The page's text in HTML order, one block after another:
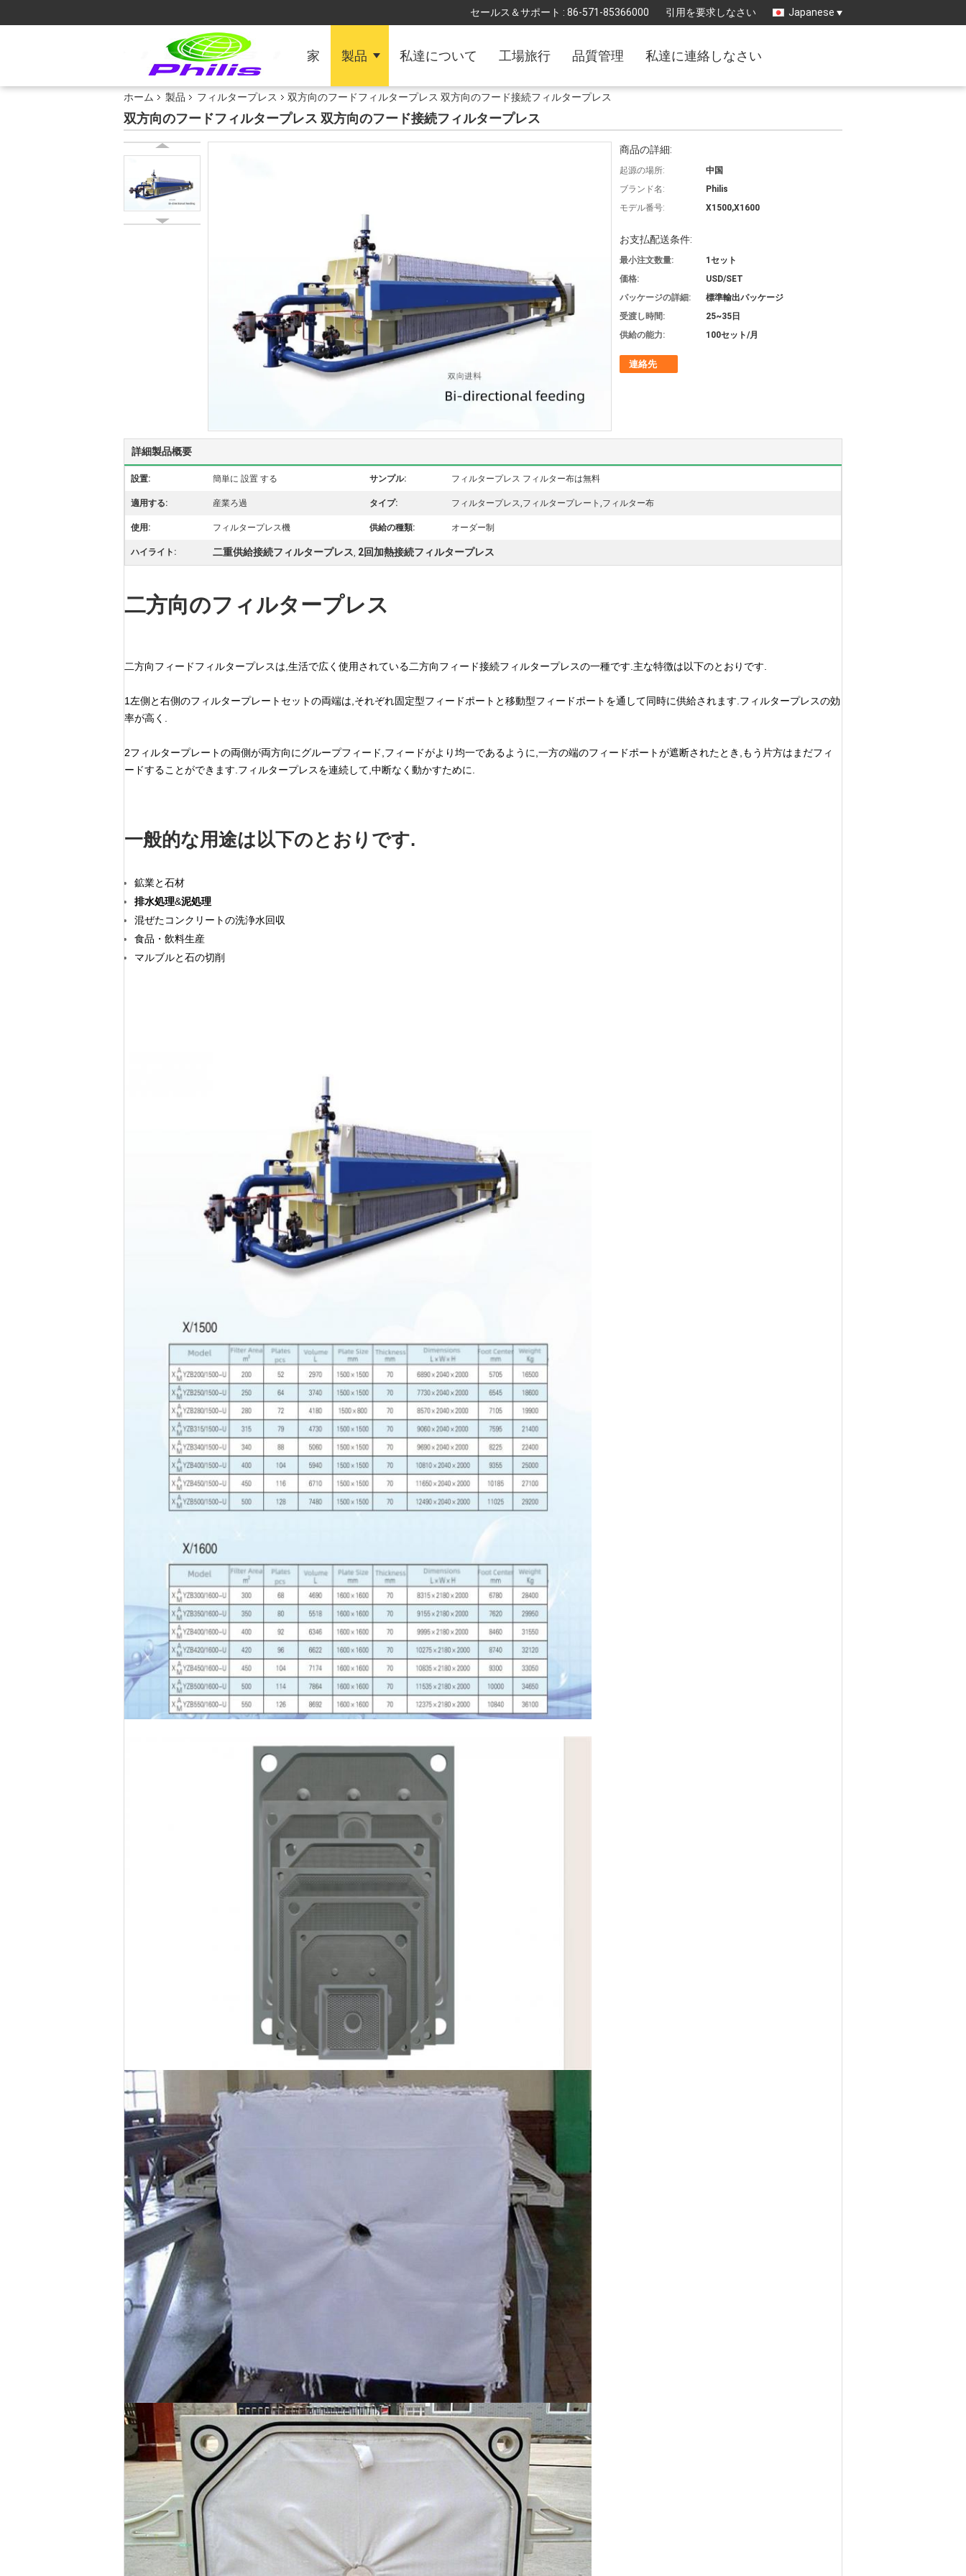
セールス＆サポート : 86-571-85366000 引用を要求しなさい Japanese
家 製品 私達について 工場旅行 品質管理 私達に連絡しなさい
ホーム 製品 フィルタープレス 双方向のフードフィルタープレス 双方向のフード接続フィルタープレス
双方向のフードフィルタープレス 双方向のフード接続フィルタープレス
商品の詳細:
起源の場所:
中国
ブランド名:
Philis
モデル番号:
X1500,X1600
お支払配送条件:
最小注文数量:
1セット
価格:
USD/SET
パッケージの詳細:
標準輸出パッケージ
受渡し時間:
25~35日
供給の能力:
100セット/月
連絡先
詳細製品概要
設置: 簡単に 設置 する サンプル: フィルタープレス フィルター布は無料
適用する: 産業ろ過 タイプ: フィルタープレス,フィルタープレート,フィルター布
使用: フィルタープレス機 供給の種類: オーダー制
ハイライト: 二重供給接続フィルタープレス, 2回加熱接続フィルタープレス
二方向のフィルタープレス
二方向フィードフィルタープレスは,生活で広く使用されている二方向フィード接続フィルタープレスの一種です.主な特徴は以下のとおりです.
1左側と右側のフィルタープレートセットの両端は,それぞれ固定型フィードポートと移動型フィードポートを通して同時に供給されます.フィルタープレスの効
率が高く.
2フィルタープレートの両側が両方向にグループフィード,フィードがより均一であるように,一方の端のフィードポートが遮断されたとき,もう片方はまだフィ
ードすることができます.フィルタープレスを連続して,中断なく動かすために.
一般的な用途は以下のとおりです.
鉱業と石材
排水処理&泥処理
混ぜたコンクリートの洗浄水回収
食品・飲料生産
マルブルと石の切削